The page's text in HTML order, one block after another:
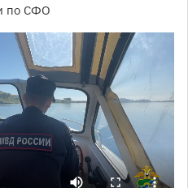
по СФО